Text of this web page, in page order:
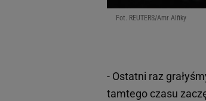
Fot. REUTERS/Amr Alfiky
- Ostatni raz
tamtego czasu